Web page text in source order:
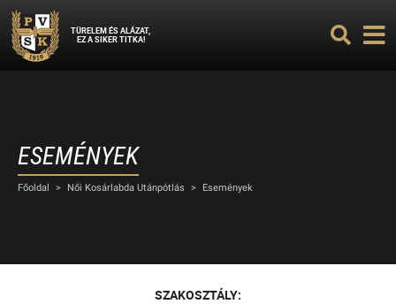
TÜRELEM ÉS ALÁZAT,
EZ A SIKER TITKA!
ESEMÉNYEK
Főoldal > Női Kosárlabda Utánpótlás > Események
SZAKOSZTÁLY: